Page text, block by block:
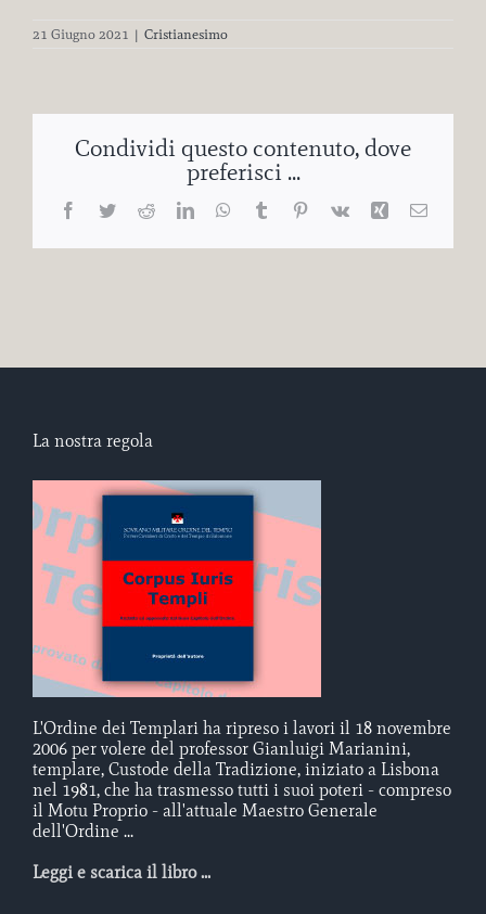
21 Giugno 2021 | Cristianesimo
Condividi questo contenuto, dove
preferisci ...
Facebook
TwitterRedditLinkedInWhatsApp
TumblrPinterest
Vk Xing Email
La nostra regola
L'Ordine dei Templari ha ripreso i lavori il 18 novembre
2006 per volere del professor Gianluigi Marianini,
templare, Custode della Tradizione, iniziato a Lisbona
nel 1981, che ha trasmesso tutti i suoi poteri - compreso
il Motu Proprio - all'attuale Maestro Generale
dell'Ordine ...
Leggi e scarica il libro ...